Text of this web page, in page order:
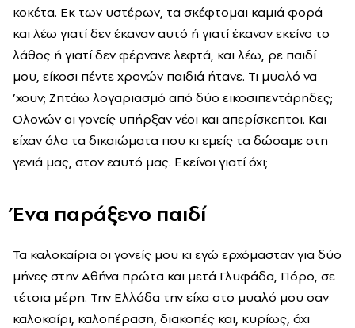
κοκέτα. Εκ των υστέρων, τα σκέφτομαι καμιά φορά
και λέω γιατί δεν έκαναν αυτό ή γιατί έκαναν εκείνο το
λάθος ή γιατί δεν φέρνανε λεφτά, και λέω, ρε παιδί
μου, είκοσι πέντε χρονών παιδιά ήτανε. Τι μυαλό να
’χουν; Ζητάω λογαριασμό από δύο εικοσιπεντάρηδες;
Ολονών οι γονείς υπήρξαν νέοι και απερίσκεπτοι. Και
είχαν όλα τα δικαιώματα που κι εμείς τα δώσαμε στη
γενιά μας, στον εαυτό μας. Εκείνοι γιατί όχι;
Ένα παράξενο παιδί
Τα καλοκαίρια οι γονείς μου κι εγώ ερχόμασταν για δύο
μήνες στην Αθήνα πρώτα και μετά Γλυφάδα, Πόρο, σε
τέτοια μέρη. Την Ελλάδα την είχα στο μυαλό μου σαν
καλοκαίρι, καλοπέραση, διακοπές και, κυρίως, όχι